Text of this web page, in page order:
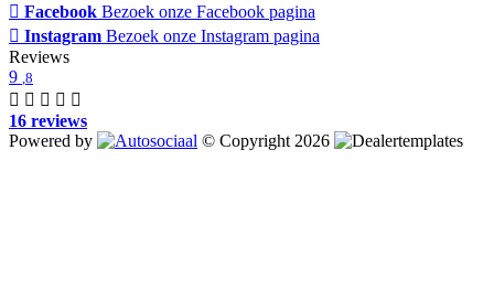
Facebook Bezoek onze Facebook pagina
Instagram Bezoek onze Instagram pagina
Reviews
9 ,8
16 reviews
Powered by
© Copyright 2026